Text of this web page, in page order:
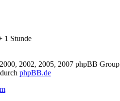
1 Stunde
2002, 2005, 2007 phpBB Group
phpBB.de